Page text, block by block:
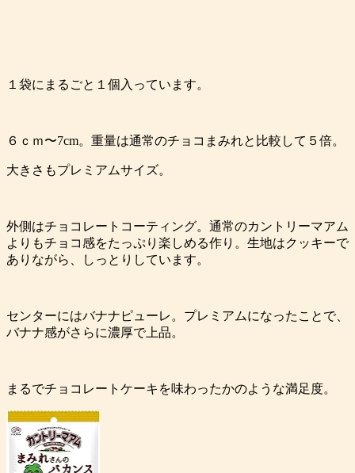
１袋にまるごと１個入っています。
６ｃｍ〜7cm。重量は通常のチョコまみれと比較して５倍。
大きさもプレミアムサイズ。
外側はチョコレートコーティング。通常のカントリーマアム
よりもチョコ感をたっぷり楽しめる作り。生地はクッキーで
ありながら、しっとりしています。
センターにはバナナピューレ。プレミアムになったことで、
バナナ感がさらに濃厚で上品。
まるでチョコレートケーキを味わったかのような満足度。